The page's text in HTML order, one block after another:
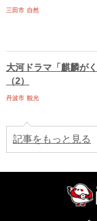
三田市 自然
大河ドラマ「麒麟が
（2）
丹波市 観光
記事をもっと見る